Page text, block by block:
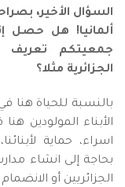
السؤال الأخير،
ألمانيا! هل حصل
جمعيتكم تعريف
الجزائرية مثلا؟
بالنسبة للحياة هنا
الأبناء المولودين
اسراء، حماية
بحاجة إلى انشاء
الجزائريين أو